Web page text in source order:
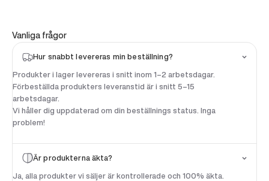
Vanliga frågor
Hur snabbt levereras min beställning?
Produkter i lager levereras i snitt inom 1–2 arbetsdagar.
Förbeställda produkters leveranstid är i snitt 5–15
arbetsdagar.
Vi håller dig uppdaterad om din beställnings status. Inga
problem!
Är produkterna äkta?
Ja, alla produkter vi säljer är kontrollerade och 100% äkta.
100 SEKRABATT*